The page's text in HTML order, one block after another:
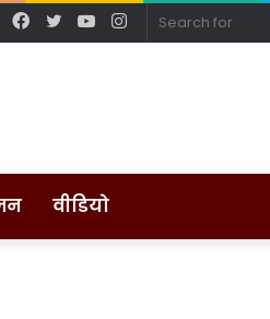
Instagram
YouTube
Twitter
Facebook
वीडियो